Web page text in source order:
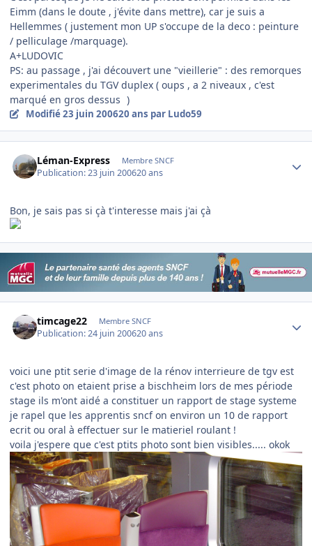
Eimm (dans le doute , j'évite dans mettre), car je suis a
Hellemmes ( justement mon UP s'occupe de la deco : peinture
/ pelliculage /marquage).
A+LUDOVIC
PS: au passage , j'ai découvert une "vieillerie" : des remorques
experimentales du TGV duplex ( oups , a 2 niveaux , c'est
marqué en gros dessus )
Modifié23 juin 200620 ans par Ludo59
Léman-Express Membre SNCF
Publication:23 juin 200620 ans
Bon, je sais pas si çà t'interesse mais j'ai çà
timcage22 Membre SNCF
Publication:24 juin 200620 ans
voici une ptit serie d'image de la rénov interrieure de tgv est
c'est photo on etaient prise a bischheim lors de mes période
stage ils m'ont aidé a constituer un rapport de stage systeme
je rapel que les apprentis sncf on environ un 10 de rapport
ecrit ou oral à effectuer sur le matieriel roulant !
voila j'espere que c'est ptits photo sont bien visibles..... okok